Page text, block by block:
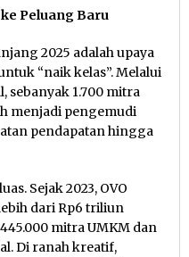
Peluang Baru
2025 adalah upaya
“naik kelas”. Melalui
sebanyak 1.700 mitra
menjadi pengemudi
pendapatan hingga
Sejak 2023, OVO
dari Rp6 triliun
mitra UMKM dan
Di ranah kreatif,